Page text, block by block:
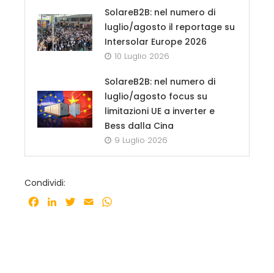
SolareB2B: nel numero di
luglio/agosto il reportage su
Intersolar Europe 2026
10 Luglio 2026
SolareB2B: nel numero di
luglio/agosto focus su
limitazioni UE a inverter e
Bess dalla Cina
9 Luglio 2026
Condividi:
Facebook
LinkedInTwitter
Email